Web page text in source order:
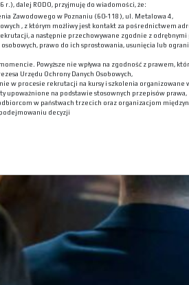
r.), dalej RODO, przyjmuję do wiadomości, że:
Zawodowego w Poznaniu (60-118), ul. Metalowa 4,
, z którym możliwy jest kontakt za pośrednictwem
a następnie przechowywane zgodnie z
prawo do ich sprostowania, usunięcia lub
Powyższe nie wpływa na zgodność z
Urzędu Ochrony Danych Osobowych,
w procesie rekrutacji na kursy i szkolenia organizowane
upoważnione na podstawie stosownych przepisów prawa,
w państwach trzecich oraz organizacjom
decyzji